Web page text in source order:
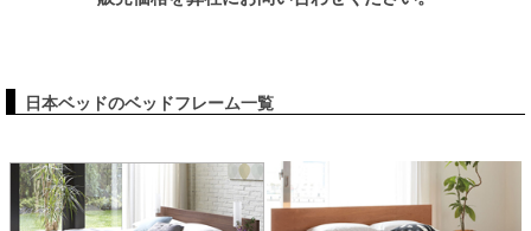
日本ベッドのベッドフレーム一覧